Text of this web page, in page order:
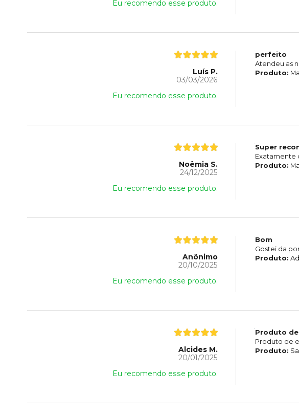
Eu recomendo esse produto.
Luís P.
03/03/2026
Eu recomendo esse produto.
perfeito
Atendeu as
Produto:
Noêmia S.
24/12/2025
Eu recomendo esse produto.
Super
Exatamente
Produto:
Anônimo
20/10/2025
Eu recomendo esse produto.
Bom
Gostei da
Produto:
Alcides M.
20/01/2025
Eu recomendo esse produto.
Produto
Produto de
Produto: